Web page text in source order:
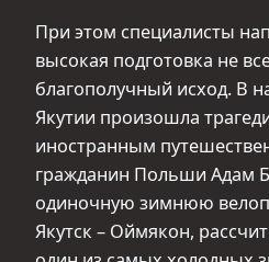
При этом специалисты
высокая подготовка не
благополучный исход. В
Якутии произошла
иностранным
гражданин Польши Адам
одиночную зимнюю
Якутск – Оймякон,